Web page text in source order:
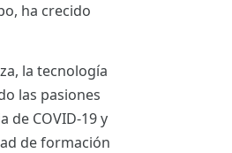
ha crecido
la tecnología
las pasiones
de COVID-19 y
de formación